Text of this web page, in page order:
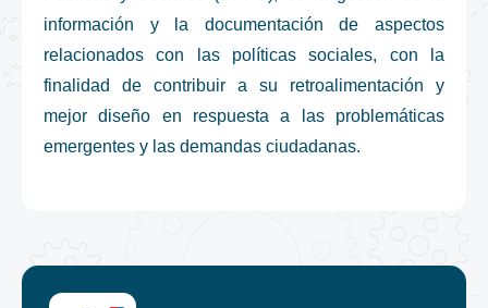
información y la documentación de aspectos
relacionados con las políticas sociales, con la
finalidad de contribuir a su retroalimentación y
mejor diseño en respuesta a las problemáticas
emergentes y las demandas ciudadanas.